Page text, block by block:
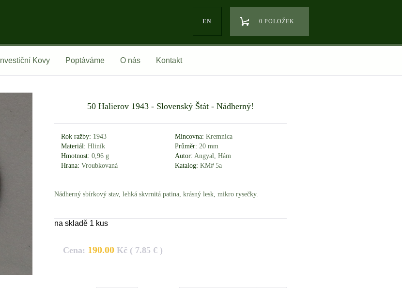
EN 0 POLOŽEK
Investiční Kovy Poptáváme O nás Kontakt
50 Halierov 1943 - Slovenský Štát - Nádherný!
Rok ražby: 1943 Mincovna: Kremnica
Materiál: Hliník Průměr: 20 mm
Hmotnost: 0,96 g Autor: Angyal, Hám
Hrana: Vroubkovaná Katalog: KM# 5a
Nádherný sbírkový stav, lehká skvrnitá patina, krásný lesk, mikro rysečky.
na skladě 1 kus
Cena: 190.00 Kč ( 7.85 € )